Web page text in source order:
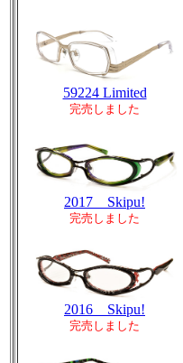
59224 Limited
完売しました
2017 Skipu!
完売しました
2016 Skipu!
完売しました